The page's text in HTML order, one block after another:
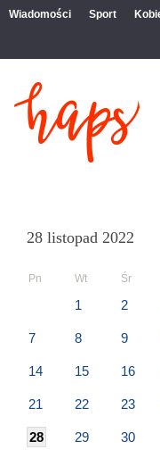
Wiadomości Sport
28 listopad 2022
Pn Wt Śr
1 2
7 8 9
14 15 16
21 22 23
28 29 30